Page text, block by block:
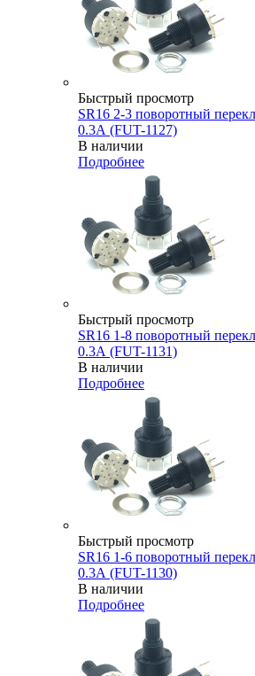
Быстрый просмотр
SR16 2-3 поворотный
0.3А (FUT-1127)
В наличии
Подробнее
Быстрый просмотр
SR16 1-8 поворотный
0.3А (FUT-1131)
В наличии
Подробнее
Быстрый просмотр
SR16 1-6 поворотный
0.3А (FUT-1130)
В наличии
Подробнее